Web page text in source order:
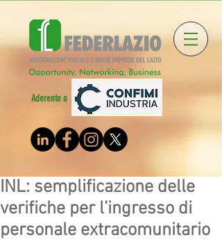
Aderente a
INL: semplificazione delle
verifiche per l’ingresso di
personale extracomunitario